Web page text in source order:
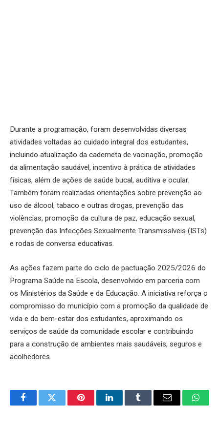
Durante a programação, foram desenvolvidas diversas
atividades voltadas ao cuidado integral dos estudantes,
incluindo atualização da caderneta de vacinação, promoção
da alimentação saudável, incentivo à prática de atividades
físicas, além de ações de saúde bucal, auditiva e ocular.
Também foram realizadas orientações sobre prevenção ao
uso de álcool, tabaco e outras drogas, prevenção das
violências, promoção da cultura de paz, educação sexual,
prevenção das Infecções Sexualmente Transmissíveis (ISTs)
e rodas de conversa educativas.
As ações fazem parte do ciclo de pactuação 2025/2026 do
Programa Saúde na Escola, desenvolvido em parceria com
os Ministérios da Saúde e da Educação. A iniciativa reforça o
compromisso do município com a promoção da qualidade de
vida e do bem-estar dos estudantes, aproximando os
serviços de saúde da comunidade escolar e contribuindo
para a construção de ambientes mais saudáveis, seguros e
acolhedores.
FacebookTwitter PinterestLinkedInTumblr Email